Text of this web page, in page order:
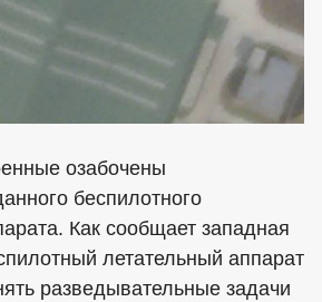
озабочены
беспилотного
Как сообщает западная
летательный аппарат
разведывательные задачи